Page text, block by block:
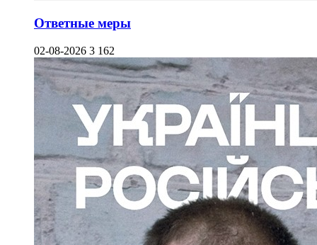
Ответные меры
02-08-2026 3 162